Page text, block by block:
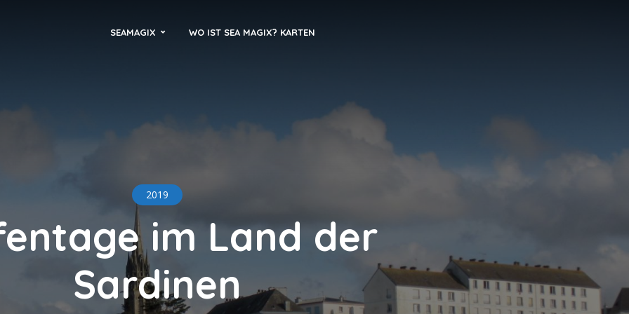
SEAMAGIX WO IST SEA MAGIX? KARTEN
2019
im Land der
Sardinen